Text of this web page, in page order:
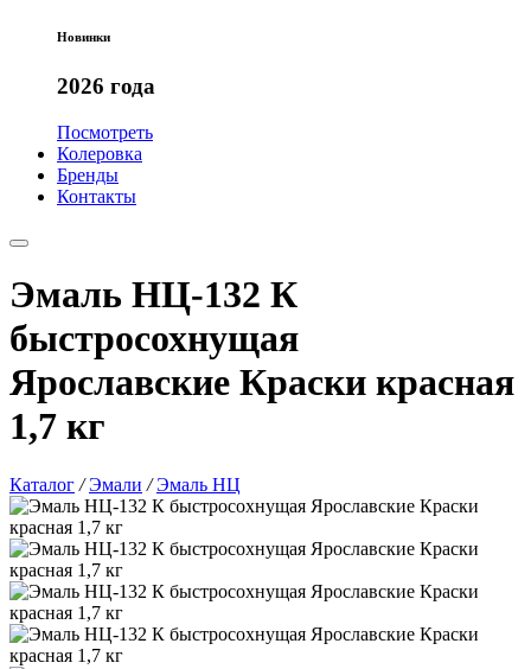
Новинки
2026 года
Посмотреть
Колеровка
Бренды
Контакты
Эмаль НЦ-132 К
быстросохнущая
Ярославские Краски красная
1,7 кг
Каталог / Эмали / Эмаль НЦ